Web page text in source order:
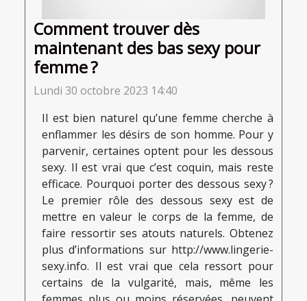
Comment trouver dès
maintenant des bas sexy pour
femme ?
Lundi 30 octobre 2023 14:40
Il est bien naturel qu’une femme cherche à
enflammer les désirs de son homme. Pour y
parvenir, certaines optent pour les dessous
sexy. Il est vrai que c’est coquin, mais reste
efficace. Pourquoi porter des dessous sexy ?
Le premier rôle des dessous sexy est de
mettre en valeur le corps de la femme, de
faire ressortir ses atouts naturels. Obtenez
plus d’informations sur http://www.lingerie-
sexy.info. Il est vrai que cela ressort pour
certains de la vulgarité, mais, même les